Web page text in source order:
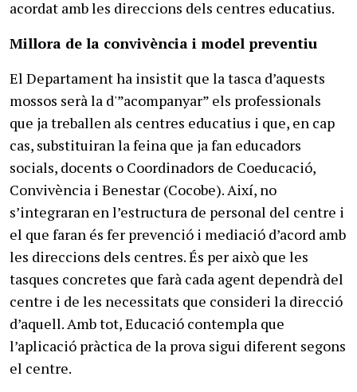
acordat amb les direccions dels centres educatius.
Millora de la convivència i model preventiu
El Departament ha insistit que la tasca d’aquests
mossos serà la d'”acompanyar” els professionals
que ja treballen als centres educatius i que, en cap
cas, substituiran la feina que ja fan educadors
socials, docents o Coordinadors de Coeducació,
Convivència i Benestar (Cocobe). Així, no
s’integraran en l’estructura de personal del centre i
el que faran és fer prevenció i mediació d’acord amb
les direccions dels centres. És per això que les
tasques concretes que farà cada agent dependrà del
centre i de les necessitats que consideri la direcció
d’aquell. Amb tot, Educació contempla que
l’aplicació pràctica de la prova sigui diferent segons
el centre.